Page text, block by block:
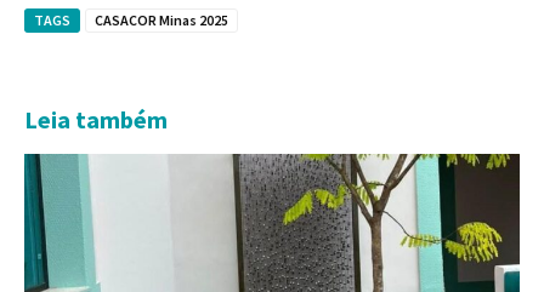
TAGS CASACOR Minas 2025
Leia também